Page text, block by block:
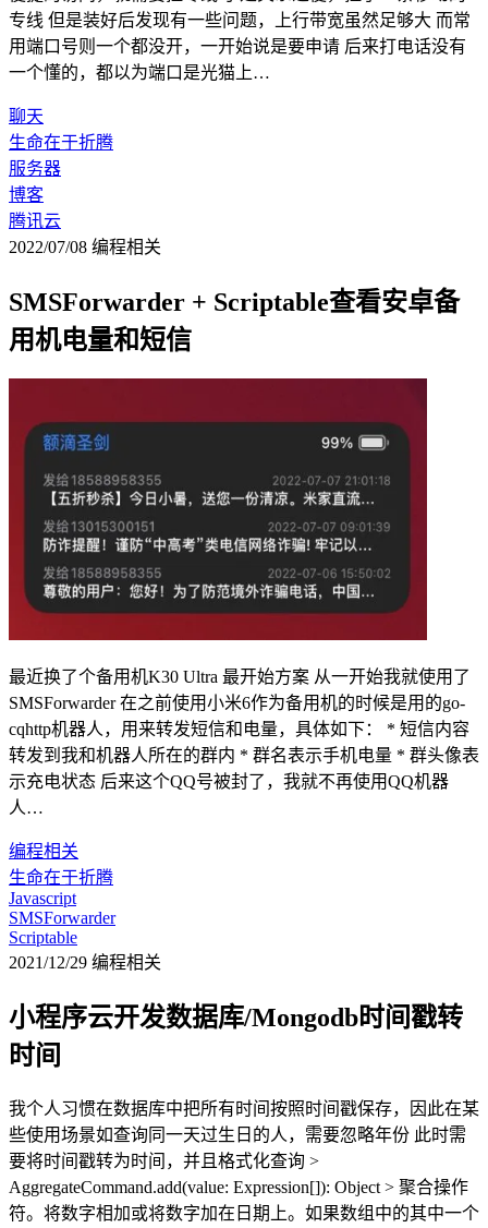
专线 但是装好后发现有一些问题，上行带宽虽然足够大 而常
用端口号则一个都没开，一开始说是要申请 后来打电话没有
一个懂的，都以为端口是光猫上…
聊天
生命在于折腾
服务器
博客
腾讯云
2022/07/08 编程相关
SMSForwarder + Scriptable查看安卓备
用机电量和短信
最近换了个备用机K30 Ultra 最开始方案 从一开始我就使用了
SMSForwarder 在之前使用小米6作为备用机的时候是用的go-
cqhttp机器人，用来转发短信和电量，具体如下： * 短信内容
转发到我和机器人所在的群内 * 群名表示手机电量 * 群头像表
示充电状态 后来这个QQ号被封了，我就不再使用QQ机器
人…
编程相关
生命在于折腾
Javascript
SMSForwarder
Scriptable
2021/12/29 编程相关
小程序云开发数据库/Mongodb时间戳转
时间
我个人习惯在数据库中把所有时间按照时间戳保存，因此在某
些使用场景如查询同一天过生日的人，需要忽略年份 此时需
要将时间戳转为时间，并且格式化查询 >
AggregateCommand.add(value: Expression[]): Object > 聚合操作
符。将数字相加或将数字加在日期上。如果数组中的其中一个